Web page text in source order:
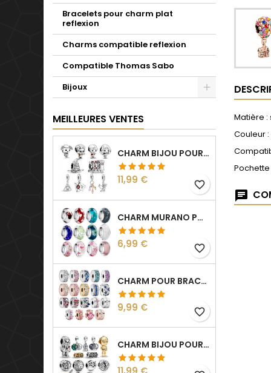
Bracelets pour charm plat
reflexion
Charms compatible reflexion
Compatible Thomas Sabo
Bijoux
MEILLEURES VENTES
CHARM BIJOU POUR BRACELET COLLECTION HARRY
Prix
11,99 € favorite_border
CHARM MURANO POUR BRACELET SÉPARATEUR FLEUR COEUR TRANSPARENT
Prix
6,99 € favorite_border
CHARM POUR BRACELET COLLECTION CLIP STRASS SÉPARATEUR ESPACEUR
Prix
9,99 € favorite_border
CHARM BIJOU POUR BRACELET COLLECTION STAR WARS
Prix
Matière :
Couleur